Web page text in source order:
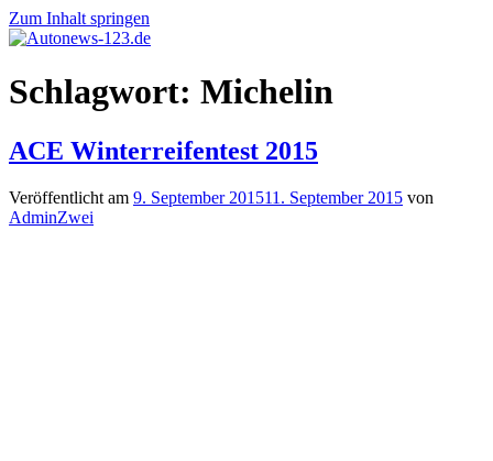
Zum Inhalt springen
Autonews-
123.de
Autonews
mit
Schlagwort: Michelin
ACE Winterreifentest 2015
Veröffentlicht am 9. September 201511. September 2015 von
AdminZwei